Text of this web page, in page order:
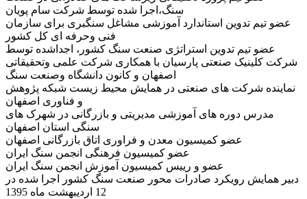
سنگ،اجرا شده توسط شرکت سام پویان
عضو تیم تدوین استاندارد آموزشی مشاغل سنگبری برای سازمان
فنی وحرفه ای کل کشور
عضو تیم تدوین استراتژی صنعت سنگ کشور، اجداشده توسط
شرکت کلینیک صنعتی پارسیان با همکاری شرکت علمی وتحقیقاتی
اصفهان و کانون دانشگاه وصنعت سنگ
نماینده شرکت های صنعتی در همایش محیط زیست شبکه پژوهش
و فناوری اصفهان
مدرس دوره های آموزشی مدیریتی و بازرگانی در شهرک های
سنگی استان اصفهان
عضو کمیسیون معدن و فراوری اتاق بازرگانی اصفهان
عضو کمیسیون فرهنگی انجمن سنگ ایران
عضو و رییس کمیسیون آموزش انجمن سنگ ایران
دبیر همایش رویکرد صادرات محور صنعت سنگ کشور اجرا شده در
12 اردیبهشت ماه 1395